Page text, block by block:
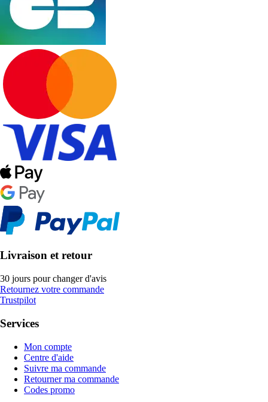
Livraison et retour
30 jours pour changer d'avis
Retournez votre commande
Trustpilot
Services
Mon compte
Centre d'aide
Suivre ma commande
Retourner ma commande
Codes promo